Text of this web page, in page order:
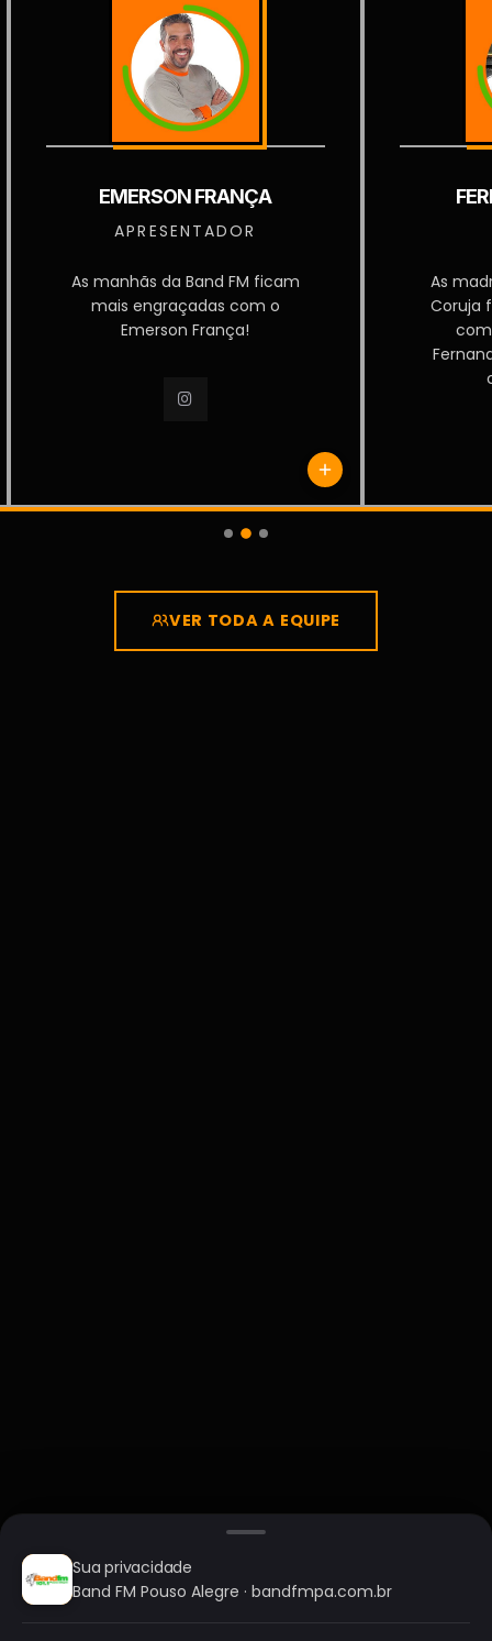
EMERSON FRANÇA
APRESENTADOR
As manhãs da Band FM ficam
mais engraçadas com o
Emerson França!
As
Coruja
VER TODA A EQUIPE
Sua privacidade
Band FM Pouso Alegre · bandfmpa.com.br